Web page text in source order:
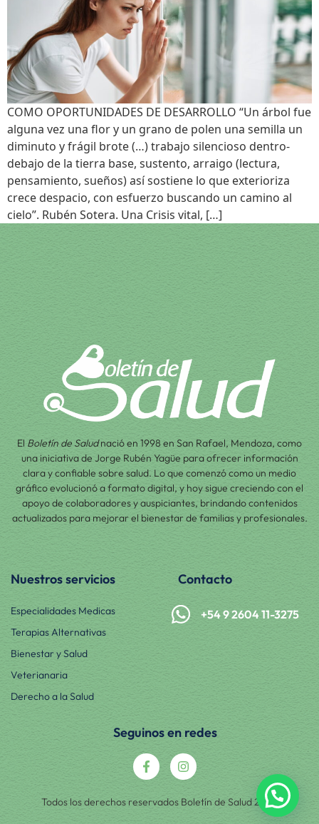
COMO OPORTUNIDADES DE DESARROLLO “Un árbol fue
alguna vez una flor y un grano de polen una semilla un
diminuto y frágil brote (…) trabajo silencioso dentro-
debajo de la tierra base, sustento, arraigo (lectura,
pensamiento, sueños) así sostiene lo que exterioriza
crece despacio, con esfuerzo buscando un camino al
cielo”. Rubén Sotera. Una Crisis vital, […]
El Boletín de Saludnació en 1998 en San Rafael, Mendoza, como
una iniciativa de Jorge Rubén Yagüe para ofrecer información
clara y confiable sobre salud. Lo que comenzó como un medio
gráfico evolucionó a formato digital, y hoy sigue creciendo con el
apoyo de colaboradores y auspiciantes, brindando contenidos
actualizados para mejorar el bienestar de familias y profesionales.
Nuestros servicios
Especialidades Medicas
Terapias Alternativas
Bienestar y Salud
Veterianaria
Derecho a la Salud
Contacto
+54 9 2604 11-3275
Seguinos en redes
Todos los derechos reservados Boletín de Salud 2025